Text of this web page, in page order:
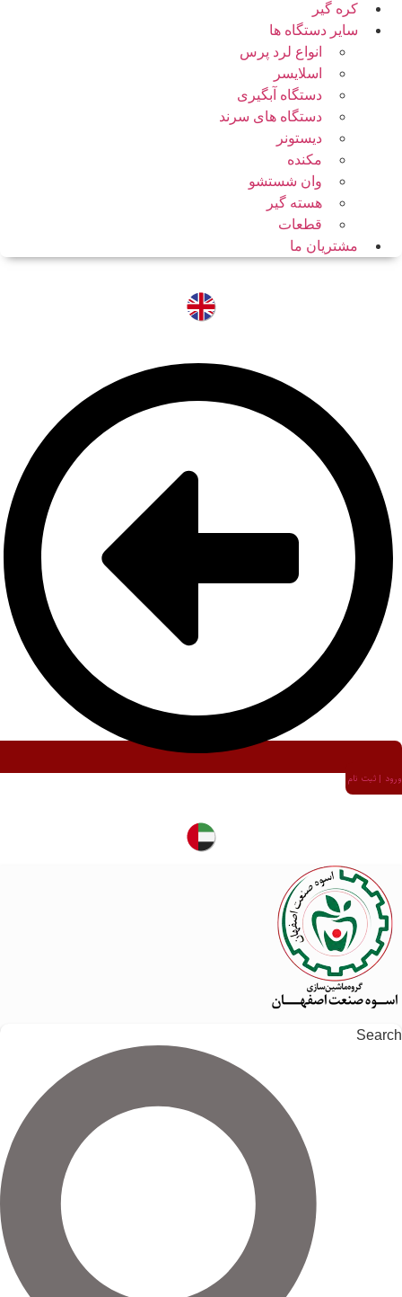
کره گیر
سایر دستگاه ها
انواع لرد پرس
اسلایسر
دستگاه آبگیری
دستگاه های سرند
دیستونر
مکنده
وان شستشو
هسته گیر
قطعات
مشتریان ما
ورود | ثبت نام
Search